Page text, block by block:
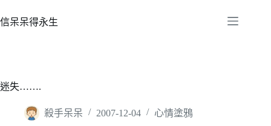
至
容
信呆呆得永生
迷失…….
殺手呆呆 2007-12-04 心情塗鴉